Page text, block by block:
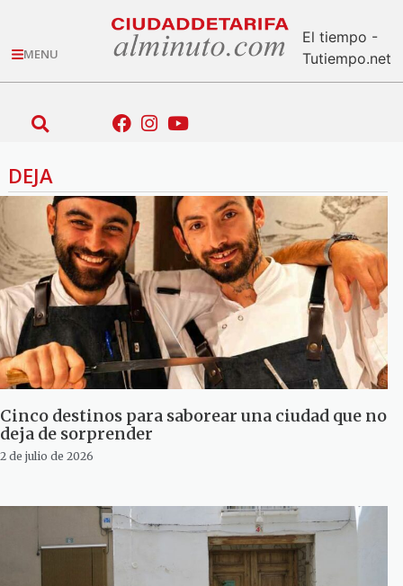
MENU
El tiempo -
Tutiempo.net
DEJA
Cinco destinos para saborear una ciudad que no
deja de sorprender
2 de julio de 2026